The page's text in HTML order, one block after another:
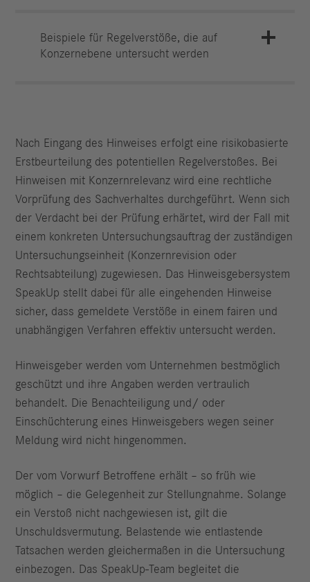
Beispiele für Regelverstöße, die auf
Konzernebene untersucht werden
Nach Eingang des Hinweises erfolgt eine risikobasierte
Erstbeurteilung des potentiellen Regelverstoßes. Bei
Hinweisen mit Konzernrelevanz wird eine rechtliche
Vorprüfung des Sachverhaltes durchgeführt. Wenn sich
der Verdacht bei der Prüfung erhärtet, wird der Fall mit
einem konkreten Untersuchungsauftrag der zuständigen
Untersuchungseinheit (Konzernrevision oder
Rechtsabteilung) zugewiesen. Das Hinweisgebersystem
SpeakUp stellt dabei für alle eingehenden Hinweise
sicher, dass gemeldete Verstöße in einem fairen und
unabhängigen Verfahren effektiv untersucht werden.
Hinweisgeber werden vom Unternehmen bestmöglich
geschützt und ihre Angaben werden vertraulich
behandelt. Die Benachteiligung und/ oder
Einschüchterung eines Hinweisgebers wegen seiner
Meldung wird nicht hingenommen.
Der vom Vorwurf Betroffene erhält – so früh wie
möglich – die Gelegenheit zur Stellungnahme. Solange
ein Verstoß nicht nachgewiesen ist, gilt die
Unschuldsvermutung. Belastende wie entlastende
Tatsachen werden gleichermaßen in die Untersuchung
einbezogen. Das SpeakUp-Team begleitet die